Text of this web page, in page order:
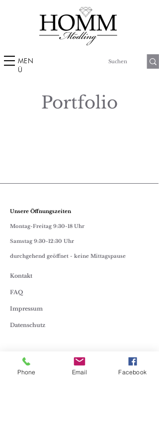
MEN
Ü
Portfolio
Unsere Öffnungszeiten
Montag-Freitag 9:30-18 Uhr
Samstag 9:30-12:30 Uhr
durchgehend geöffnet - keine Mittagspause
Kontakt
FAQ
Impressum
Datenschutz
Telefon: +43 2236 41553
Phone Email Facebook